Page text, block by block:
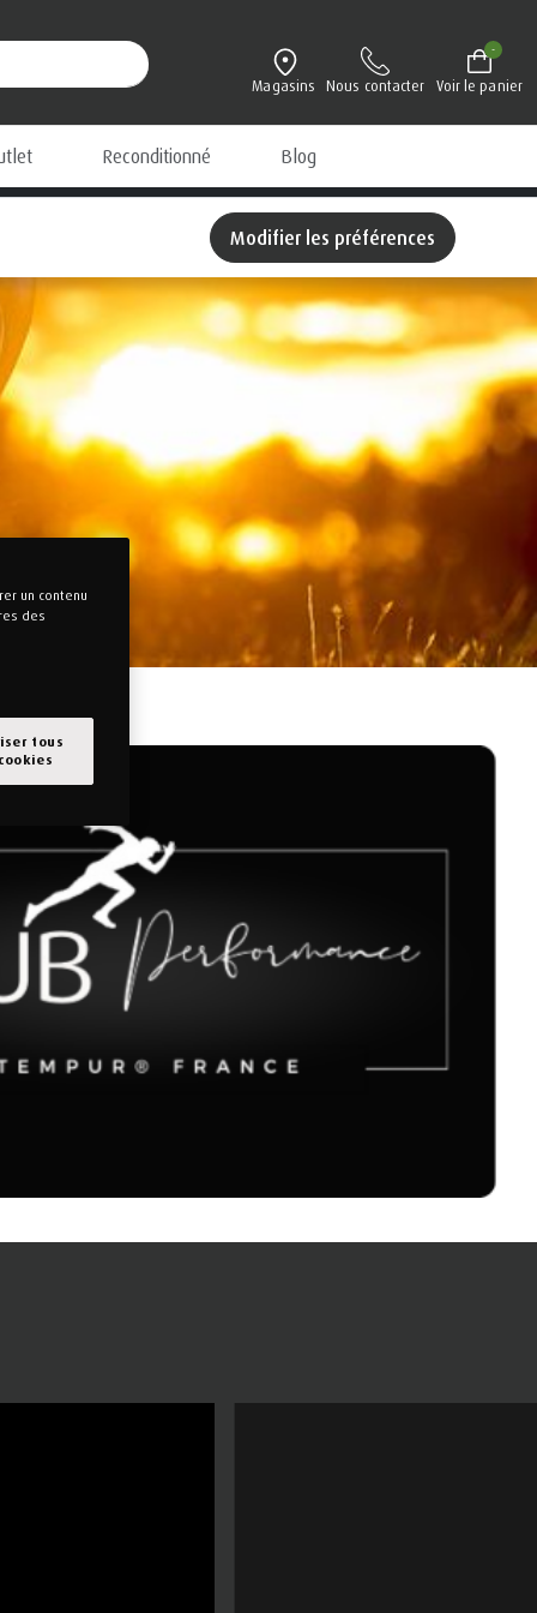
Magasins Nous contacter Voir le panier
-
Reconditionné Blog
Modifier les préférences
un contenu
des
tous